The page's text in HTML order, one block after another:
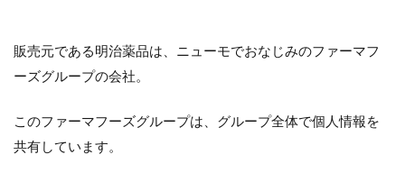
販売元である明治薬品は、ニューモでおなじみのファーマフ
ーズグループの会社。
このファーマフーズグループは、グループ全体で個人情報を
共有しています。